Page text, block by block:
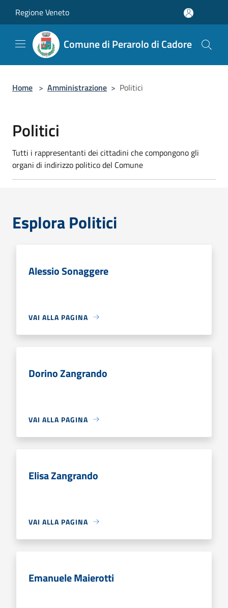
Regione Veneto
Comune di Perarolo di Cadore
Home > Amministrazione > Politici
Politici
Tutti i rappresentanti dei cittadini che compongono gli
organi di indirizzo politico del Comune
Esplora Politici
Alessio Sonaggere
VAI ALLA PAGINA
Dorino Zangrando
VAI ALLA PAGINA
Elisa Zangrando
VAI ALLA PAGINA
Emanuele Maierotti